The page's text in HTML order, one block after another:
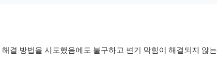
해결 방법을 시도했음에도 불구하고 변기 막힘이 해결되지 않